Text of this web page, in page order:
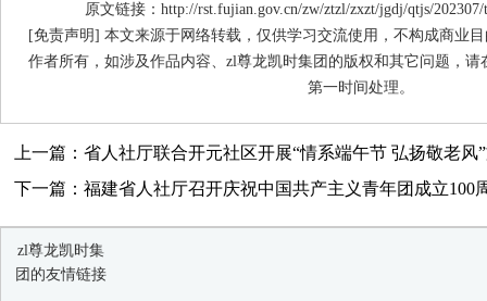
原文链接：http://rst.fujian.gov.cn/zw/ztzl/zxzt/jgdj/qtjs/202307/
[免责声明] 本文来源于网络转载，仅供学习交流使用，不构成商业
作者所有，如涉及作品内容、zl尊龙凯时集团的版权和其它问题，请
第一时间处理。
上一篇：省人社厅联合开元社区开展“情系端午节 弘扬敬老风
下一篇：福建省人社厅召开庆祝中国共产主义青年团成立100
zl尊龙凯时集
团的友情链接